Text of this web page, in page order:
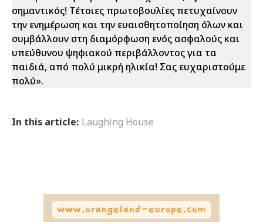
σημαντικός! Τέτοιες πρωτοβουλίες πετυχαίνουν
την ενημέρωση και την ευαισθητοποίηση όλων και
συμβάλλουν στη διαμόρφωση ενός ασφαλούς και
υπεύθυνου ψηφιακού περιβάλλοντος για τα
παιδιά, από πολύ μικρή ηλικία! Σας ευχαριστούμε
πολύ».
In this article: Laughing House